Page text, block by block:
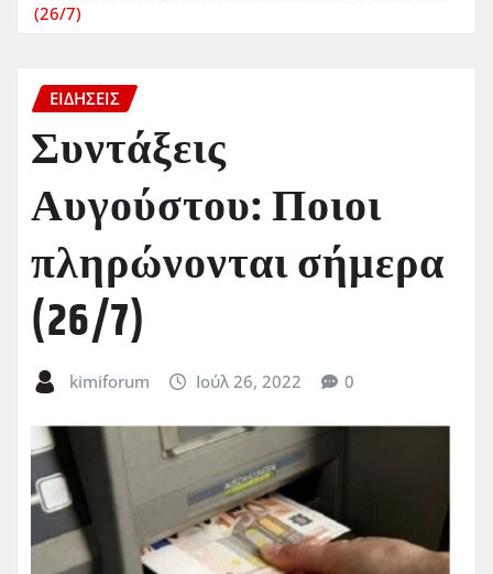
(26/7)
ΕΙΔΗΣΕΙΣ
Συντάξεις
Αυγούστου: Ποιοι
πληρώνονται σήμερα
(26/7)
kimiforum Ιούλ 26, 2022 0